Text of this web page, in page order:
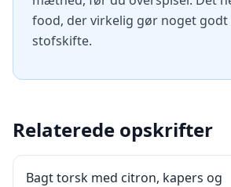
food, der virkelig gør noget
stofskifte.
Relaterede opskrifter
Bagt torsk med citron, kapers og